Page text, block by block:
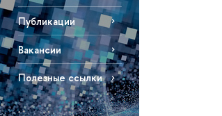
Публикации
Вакансии
Полезные ссылки